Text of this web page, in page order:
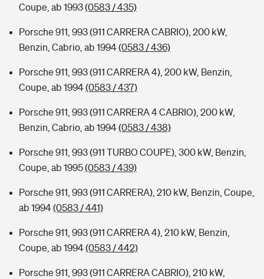
Coupe, ab 1993(0583 / 435)
Porsche 911, 993 (911 CARRERA CABRIO), 200 kW,
Benzin, Cabrio, ab 1994(0583 / 436)
Porsche 911, 993 (911 CARRERA 4), 200 kW, Benzin,
Coupe, ab 1994(0583 / 437)
Porsche 911, 993 (911 CARRERA 4 CABRIO), 200 kW,
Benzin, Cabrio, ab 1994(0583 / 438)
Porsche 911, 993 (911 TURBO COUPE), 300 kW, Benzin,
Coupe, ab 1995(0583 / 439)
Porsche 911, 993 (911 CARRERA), 210 kW, Benzin, Coupe,
ab 1994(0583 / 441)
Porsche 911, 993 (911 CARRERA 4), 210 kW, Benzin,
Coupe, ab 1994(0583 / 442)
Porsche 911, 993 (911 CARRERA CABRIO), 210 kW,